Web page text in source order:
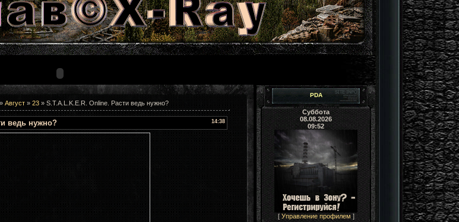
» Август » 23 » S.T.A.L.K.E.R. Online. Расти ведь нужно?
14:38
ведь нужно?
PDA
Суббота
08.08.2026
09:52
[ Управление профилем]